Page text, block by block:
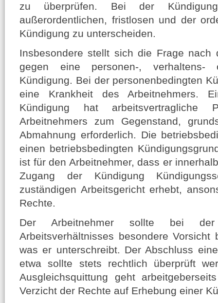
zu überprüfen. Bei der
außerordentlichen, fristlosen und der
Kündigung zu unterscheiden.
Insbesondere stellt sich die Frage nach
gegen eine personen-, verhaltens-
Kündigung. Bei der personenbedingten
eine Krankheit des Arbeitnehmers.
Kündigung hat arbeitsvertragliche
Arbeitnehmers zum Gegenstand,
Abmahnung erforderlich. Die
einen betriebsbedingten
ist für den Arbeitnehmer, dass er
Zugang der Kündigung
zuständigen Arbeitsgericht erhebt,
Rechte.
Der Arbeitnehmer sollte bei der
Arbeitsverhältnisses besondere Vorsicht
was er unterschreibt. Der Abschluss
etwa sollte stets rechtlich überprüft
Ausgleichsquittung geht
Verzicht der Rechte auf Erhebung einer